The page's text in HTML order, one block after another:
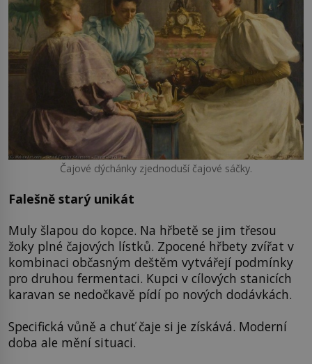
Čajové dýchánky zjednoduší čajové sáčky.
Falešně starý unikát
Muly šlapou do kopce. Na hřbetě se jim třesou
žoky plné čajových lístků. Zpocené hřbety zvířat v
kombinaci občasným deštěm vytvářejí podmínky
pro druhou fermentaci. Kupci v cílových stanicích
karavan se nedočkavě pídí po nových dodávkách.
Specifická vůně a chuť čaje si je získává. Moderní
doba ale mění situaci.